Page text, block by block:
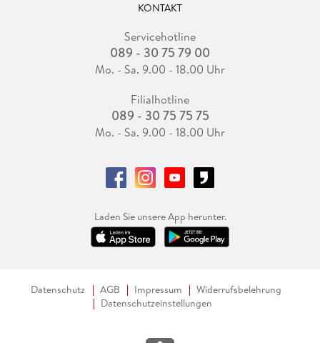
KONTAKT
Servicehotline
089 - 30 75 79 00
Mo. - Sa. 9.00 - 18.00 Uhr
Filialhotline
089 - 30 75 75 75
Mo. - Sa. 9.00 - 18.00 Uhr
Laden Sie unsere App herunter.
Datenschutz AGB Impressum
Widerrufsbelehrung
Datenschutzeinstellungen